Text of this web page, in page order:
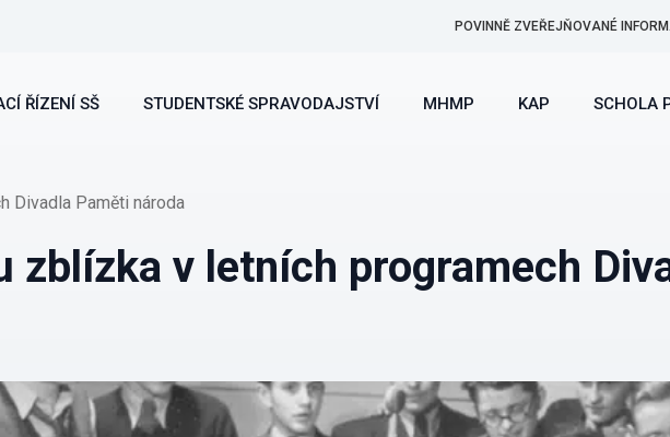
POVINNĚ ZVEŘEJŇOVANÉ
ŘÍZENÍ SŠ STUDENTSKÉ SPRAVODAJSTVÍ MHMP KAP SCHOLA
Divadla Paměti národa
zblízka v letních programech